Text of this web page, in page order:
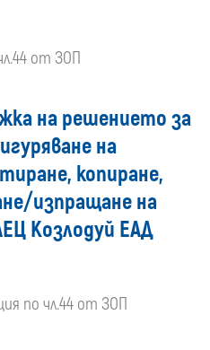
от ЗОП
на решението за
на
копиране,
изпращане на
Козлодуй ЕАД
по чл.44 от ЗОП